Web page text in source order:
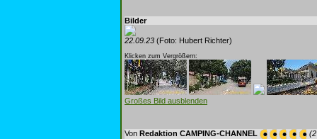
Bilder
22.09.23 (Foto: Hubert Richter)
Klicken zum Vergrößern:
Großes Bild ausblenden
Von Redaktion CAMPING-CHANNEL